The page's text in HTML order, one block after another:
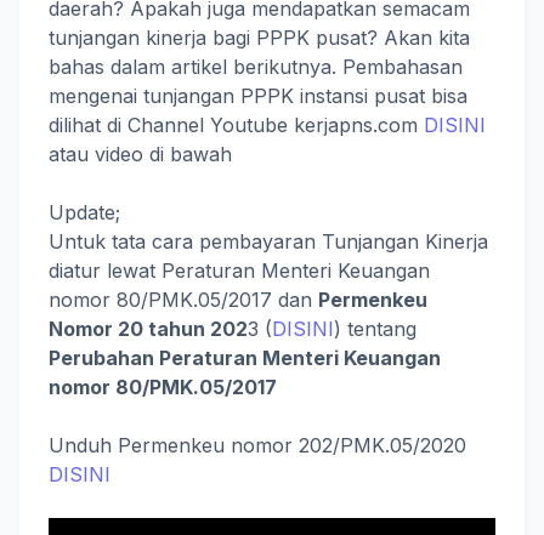
daerah? Apakah juga mendapatkan semacam
tunjangan kinerja bagi PPPK pusat? Akan kita
bahas dalam artikel berikutnya. Pembahasan
mengenai tunjangan PPPK instansi pusat bisa
dilihat di Channel Youtube kerjapns.com DISINI
atau video di bawah
Update;
Untuk tata cara pembayaran Tunjangan Kinerja
diatur lewat Peraturan Menteri Keuangan
nomor 80/PMK.05/2017 dan Permenkeu
Nomor 20 tahun 2023 (DISINI) tentang
Perubahan Peraturan Menteri Keuangan
nomor 80/PMK.05/2017
Unduh Permenkeu nomor 202/PMK.05/2020
DISINI